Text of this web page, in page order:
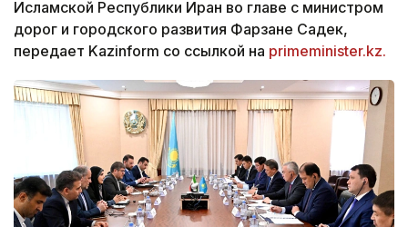
Исламской Республики Иран во главе с министром
дорог и городского развития Фарзане Садек,
передает Kazinform со ссылкой на primeminister.kz.